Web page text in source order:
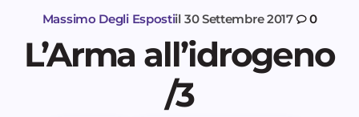
Massimo Degli Espostiil 30 Settembre 2017 0
L’Arma all’idrogeno
/3